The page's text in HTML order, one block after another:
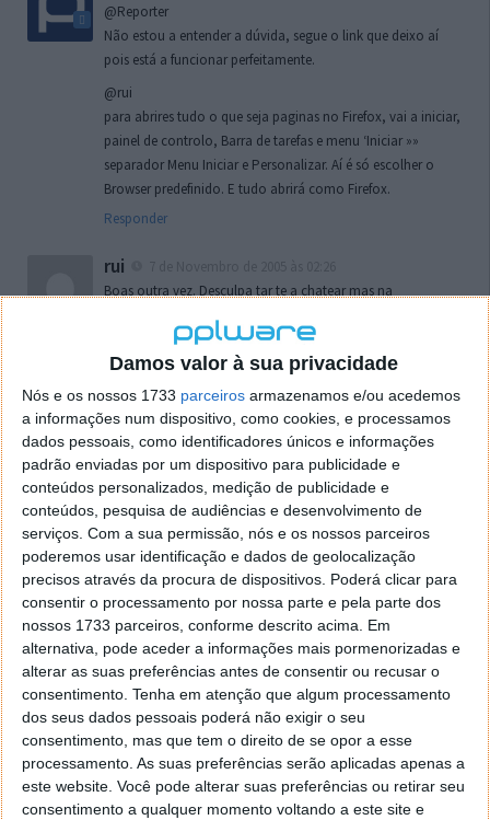
Damos valor à sua privacidade
Nós e os nossos 1733 parceiros armazenamos e/ou acedemos
a informações num dispositivo, como cookies, e processamos
dados pessoais, como identificadores únicos e informações
padrão enviadas por um dispositivo para publicidade e
conteúdos personalizados, medição de publicidade e
conteúdos, pesquisa de audiências e desenvolvimento de
serviços. Com a sua permissão, nós e os nossos parceiros
poderemos usar identificação e dados de geolocalização
precisos através da procura de dispositivos. Poderá clicar para
consentir o processamento por nossa parte e pela parte dos
nossos 1733 parceiros, conforme descrito acima. Em
alternativa, pode aceder a informações mais pormenorizadas e
alterar as suas preferências antes de consentir ou recusar o
consentimento. Tenha em atenção que algum processamento
dos seus dados pessoais poderá não exigir o seu
consentimento, mas que tem o direito de se opor a esse
processamento. As suas preferências serão aplicadas apenas a
este website. Você pode alterar suas preferências ou retirar seu
consentimento a qualquer momento voltando a este site e
@Reporter
Não estou a entender a dúvida, segue o link que deixo aí
pois está a funcionar perfeitamente.
@rui
para abrires tudo o que seja paginas no Firefox, vai a iniciar,
painel de controlo, Barra de tarefas e menu ‘Iniciar »»
separador Menu Iniciar e Personalizar. Aí é só escolher o
Browser predefinido. E tudo abrirá como Firefox.
Responder
rui
Boas outra vez. Desculpa tar te a chatear mas na
o firefox como browser predefenido
de control tudo e nada. Tou a comecar a desesperar, ate ja
tentei apagar o explorer na tentativa de forçar o uso do
firefox mas em vao. Kaso te lembres de outra dica fico
agradecido, caso contrario obrigado a mesma
Responder
Vítor M.
7 de Novembro de 2005 às 01:39
@Reporter
Desculpa mas o link funciona. Seja como for segue por mail
o MSn Messenger 8.
Responder
Vítor M.
7 de Novembro de 2005 às 11:21
@Rui
Tens de encontrar o que te falei. Faz da seguinte maneira,
janela iniciar e no topo dessa janela com o botão direito do
rato faz propriedades. Depois no separador Menu ‘Iniciar’
clica no botão ‘Personalizar’ aí encontrarás no separador
geral a opção para escolheres o Browser com que queres